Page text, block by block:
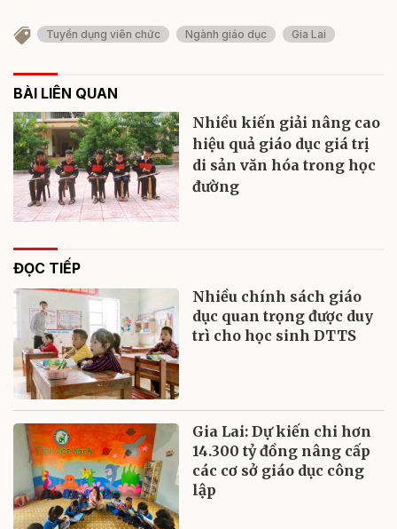
Tuyển dụng viên chức Ngành giáo dục Gia Lai
BÀI LIÊN QUAN
Nhiều kiến giải nâng cao
hiệu quả giáo dục giá trị
di sản văn hóa trong học
đường
ĐỌC TIẾP
Nhiều chính sách giáo
dục quan trọng được duy
trì cho học sinh DTTS
Gia Lai: Dự kiến chi hơn
14.300 tỷ đồng nâng cấp
các cơ sở giáo dục công
lập